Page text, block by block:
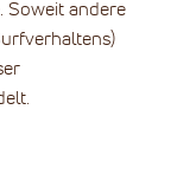
Soweit andere